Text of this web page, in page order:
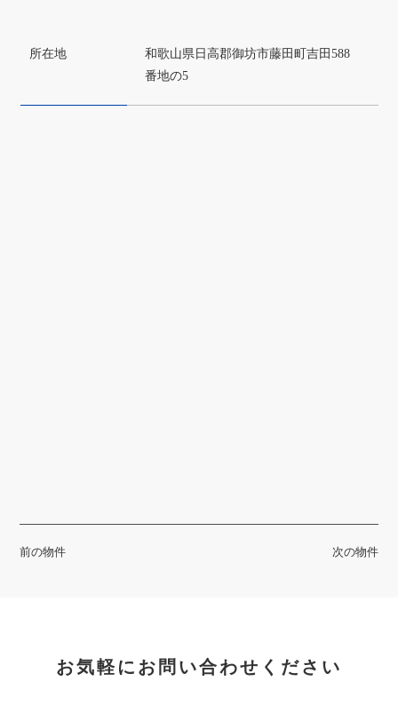
所在地
和歌山県日高郡御坊市藤田町吉田588
番地の5
前の物件 次の物件
お気軽にお問い合わせください